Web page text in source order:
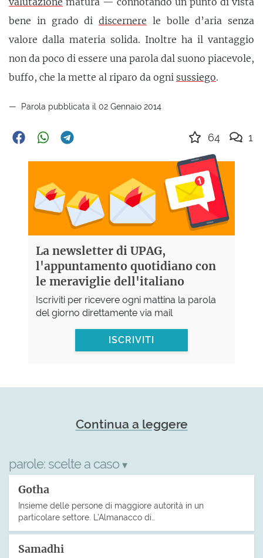
bene in grado di discernere le bolle d’aria senza
valore dalla materia solida. Inoltre ha il vantaggio
non da poco di essere una parola dal suono piacevole,
buffo, che la mette al riparo da ogni sussiego.
Parola pubblicata il 02 Gennaio 2014
64 1
La newsletter di UPAG,
l'appuntamento quotidiano con
le meraviglie dell'italiano
Iscriviti per ricevere ogni mattina la parola
del giorno direttamente via mail
ISCRIVITI
Continua a leggere
parole: scelte a caso ▾
Gotha
Insieme delle persone di maggiore autorità in un
particolare settore. L’Almanacco di…
Samadhi